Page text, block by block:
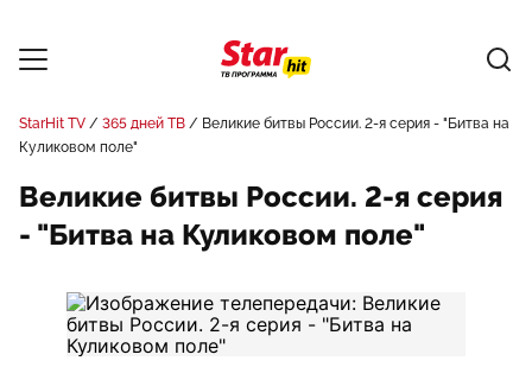
StarHit TV 365 дней ТВ
Великие битвы России. 2-я серия - "Битва на
Куликовом поле"
Великие битвы России. 2-я серия
- "Битва на Куликовом поле"